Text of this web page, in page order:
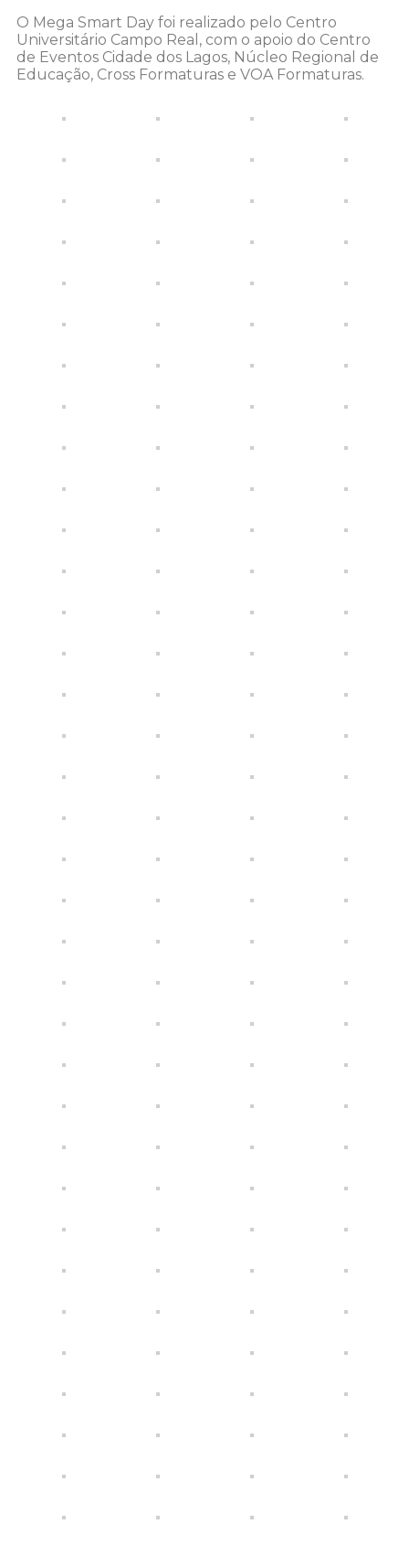
O Mega Smart Day foi realizado pelo Centro
Universitário Campo Real, com o apoio do Centro
de Eventos Cidade dos Lagos, Núcleo Regional de
Educação, Cross Formaturas e VOA Formaturas.